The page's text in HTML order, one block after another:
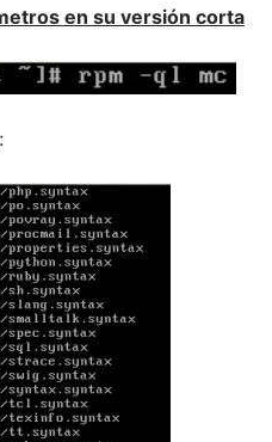
s en su versión corta